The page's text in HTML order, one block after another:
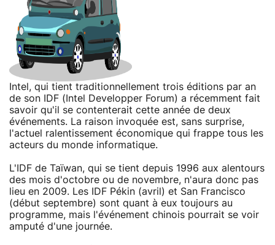
Intel, qui tient traditionnellement trois éditions par an
de son IDF (Intel Developper Forum) a récemment fait
savoir qu'il se contenterait cette année de deux
événements. La raison invoquée est, sans surprise,
l'actuel ralentissement économique qui frappe tous les
acteurs du monde informatique.
L'IDF de Taïwan, qui se tient depuis 1996 aux alentours
des mois d'octobre ou de novembre, n'aura donc pas
lieu en 2009. Les IDF Pékin (avril) et San Francisco
(début septembre) sont quant à eux toujours au
programme, mais l'événement chinois pourrait se voir
amputé d'une journée.